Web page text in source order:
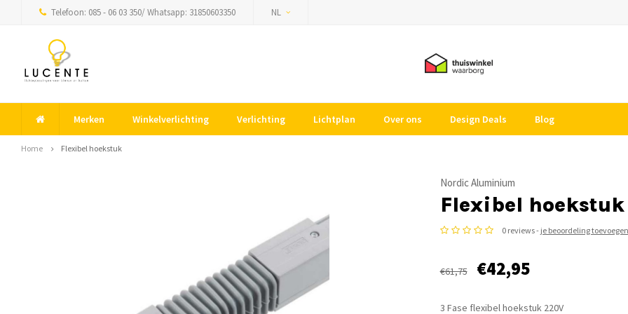
Telefoon: 085 - 06 03 350/ Whatsapp: 31850603350 NL
Merken Winkelverlichting Verlichting Lichtplan Over ons Design Deals Blog
Home Flexibel hoekstuk
Nordic Aluminium
Flexibel hoekstuk
0 reviews - je beoordeling toevoegen
€61,75 €42,95
3 Fase flexibel hoekstuk 220V